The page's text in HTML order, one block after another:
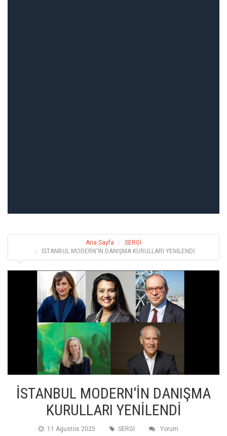
Ana Sayfa
SERGİ
İSTANBUL MODERN'İN DANIŞMA KURULLARI YENİLENDİ
İSTANBUL MODERN'İN DANIŞMA
KURULLARI YENİLENDİ
11 Agustos 2025 SERGİ Yorum